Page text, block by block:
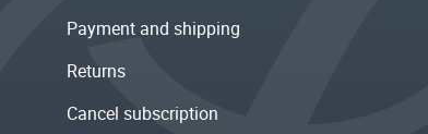
Payment and shipping
Returns
Cancel subscription